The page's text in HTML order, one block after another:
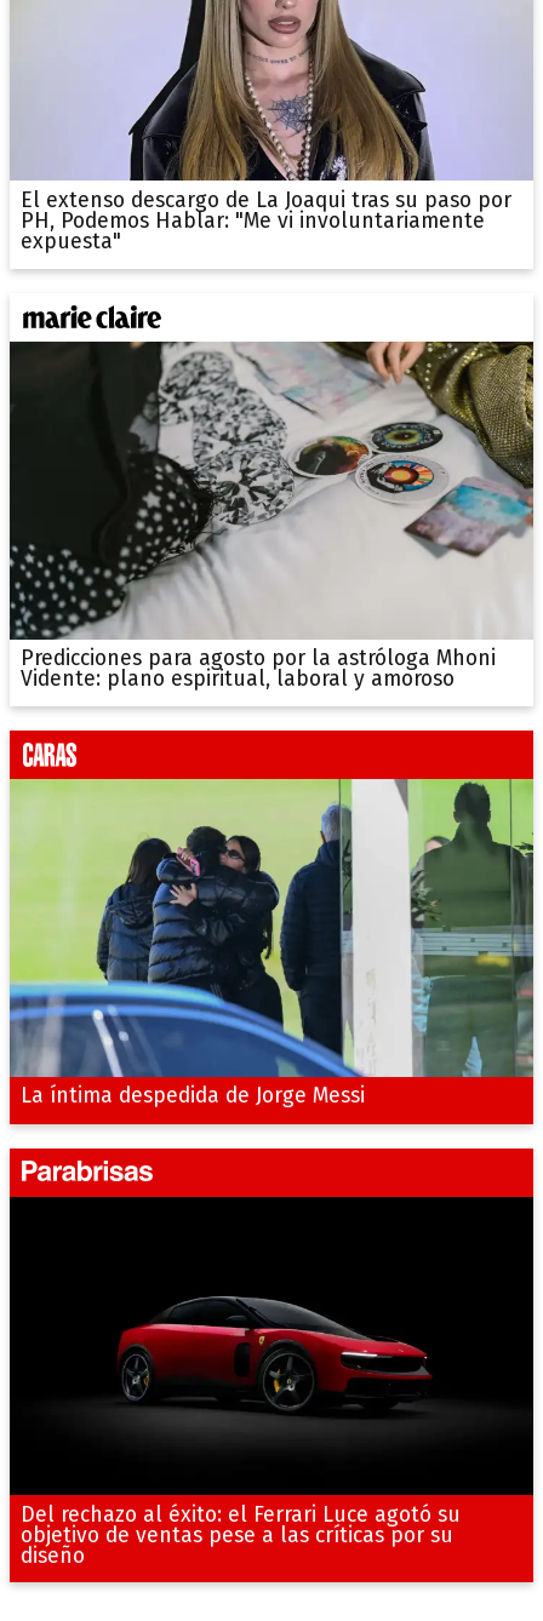
El extenso descargo de La Joaqui tras su paso por
PH, Podemos Hablar: "Me vi involuntariamente
expuesta"
Predicciones para agosto por la astróloga Mhoni
Vidente: plano espiritual, laboral y amoroso
La íntima despedida de Jorge Messi
Del rechazo al éxito: el Ferrari Luce agotó su
objetivo de ventas pese a las críticas por su
diseño